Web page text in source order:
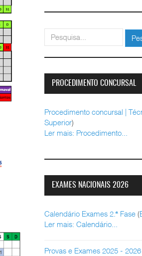
pesquisar
PROCEDIMENTO CONCURSAL
Procedimento concursal |
Superior)
Ler mais: Procedimento...
EXAMES NACIONAIS 2026
Calendário Exames 2.ª Fase (
Ler mais: Calendário...
Provas e Exames 2025 - 2026